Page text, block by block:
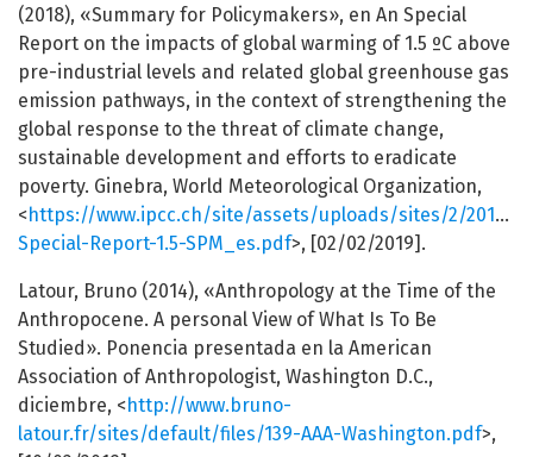
(2018), «Summary for Policymakers», en An Special
Report on the impacts of global warming of 1.5 ºC above
pre-industrial levels and related global greenhouse gas
emission pathways, in the context of strengthening the
global response to the threat of climate change,
sustainable development and efforts to eradicate
poverty. Ginebra, World Meteorological Organization,
<https://www.ipcc.ch/site/assets/uploads/sites/2/2019/
Special-Report-1.5-SPM_es.pdf>, [02/02/2019].
Latour, Bruno (2014), «Anthropology at the Time of the
Anthropocene. A personal View of What Is To Be
Studied». Ponencia presentada en la American
Association of Anthropologist, Washington D.C.,
diciembre, <http://www.bruno-
latour.fr/sites/default/files/139-AAA-Washington.pdf>,